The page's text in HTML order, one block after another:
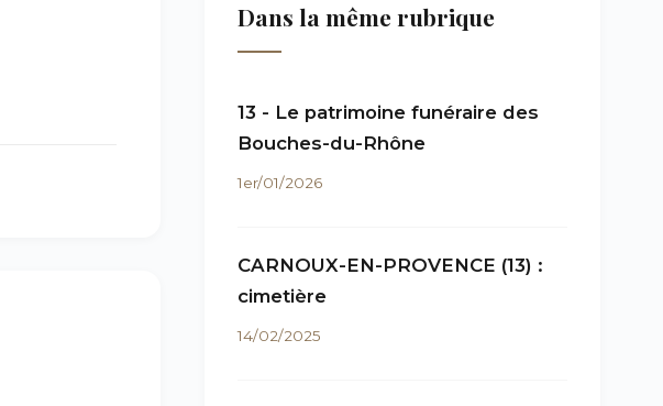
Dans la même rubrique
13 - Le patrimoine funéraire des
Bouches-du-Rhône
1er/01/2026
CARNOUX-EN-PROVENCE (13) :
cimetière
14/02/2025